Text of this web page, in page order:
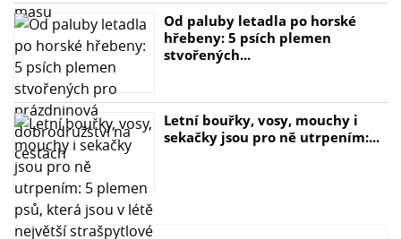
Pokud hledáte spolehlivou antikorozní barvu na kov,
která vám usnadní práci a poskytne dlouhotrvající
ochranu, pak je AntiRezin tou správnou volbou pro
vaše projekty. S touto chytrou barvou na kov získáte
kvalitní výsledky bez zdlouhavé přípravy povrchu a
zbytečných vrstev nátěru. S AntiRezinem můžete
jednoduše a efektivně chránit a ozdobit všechny
kovové povrchy kolem sebe.
Od paluby letadla po horské
hřebeny: 5 psích plemen
stvořených...
Letní bouřky, vosy, mouchy i
sekačky jsou pro ně utrpením:...